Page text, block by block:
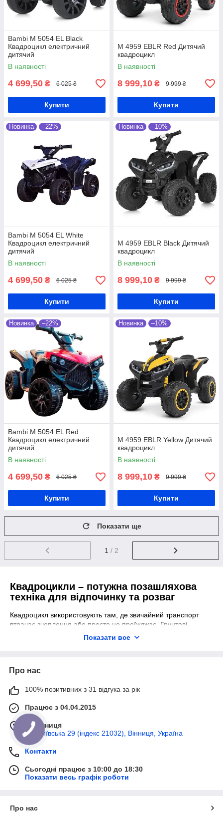
Bambi M 5054 EL Black
Квадроцикл електричний
дитячий
В наявності
4 699,50 ₴ 6 025 ₴
Купити
M 4959 EBLR Red Дитячий
квадроцикл
В наявності
8 999,10 ₴ 9 999 ₴
Купити
Новинка –22%
Bambi M 5054 EL White
Квадроцикл електричний
дитячий
В наявності
4 699,50 ₴ 6 025 ₴
Купити
Новинка –10%
M 4959 EBLR Black Дитячий
квадроцикл
В наявності
8 999,10 ₴ 9 999 ₴
Купити
Новинка –22%
Bambi M 5054 EL Red
Квадроцикл електричний
дитячий
В наявності
4 699,50 ₴ 6 025 ₴
Купити
Новинка –10%
M 4959 EBLR Yellow Дитячий
квадроцикл
В наявності
8 999,10 ₴ 9 999 ₴
Купити
Показати ще
1 / 2
Квадроцикли – потужна позашляхова
техніка для відпочинку та розваг
Квадроцикл використовують там, де звичайний транспорт
втрачає зчеплення або просто не проїжджає. Грунтові
дороги, пісок, лісові стежки – для нього це звичайні умови, а
Купить квадроцикл ми радимо, коли хочеться вільно їздити за
межами міста. Можна спокійно вибрати маршрут без
прив'язки до асфальту. Це зручно для виїздів на природу,
поїздок пересіченою місцевістю або просто активного
відпочинку.
В управлінні все зрозуміло. Основні дії – це газ, гальма та
поворот керма. Вже після короткої практики стає зрозуміло,
як реагує техніка і як її контролювати в різних умовах.
Якщо порівнювати з міським транспортом, таким як
електросамокати
на асфальті, а квадроцикл дає більше свободи у маршрутах
по бездоріжжю.
дорослий, бензиновий чи електро
Показати все
Про нас
100% позитивних з 31 відгука за рік
Працює з 04.04.2015
м. Вінниця
вул Київська 29 (індекс 21032), Вінниця, Україна
Контакти
Сьогодні працює з 10:00 до 18:30
Показати весь графік роботи
Про нас